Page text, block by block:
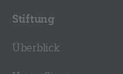
Stiftung
Überblick